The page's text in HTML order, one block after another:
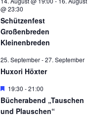
@ 23:30
Schützenfest
Großenbreden
Kleinenbreden
25. September-27. September
Huxori Höxter
Hervorgehoben
19:30 -21:00
Bücherabend „Tauschen
und Plauschen“